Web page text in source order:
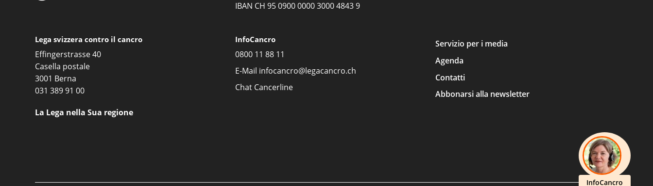
InfoCancro
IBAN CH 95 0900 0000 3000 4843 9
Lega svizzera contro il cancro
Effingerstrasse 40
Casella postale
3001 Berna
031 389 91 00
La Lega nella Sua regione
InfoCancro
0800 11 88 11
E-Mail infocancro@legacancro.ch
Chat Cancerline
Servizio per i media
Agenda
Contatti
Abbonarsi alla newsletter